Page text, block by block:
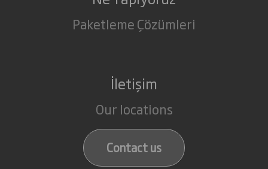
Paketleme Çözümleri
İletişim
Our locations
Contact us